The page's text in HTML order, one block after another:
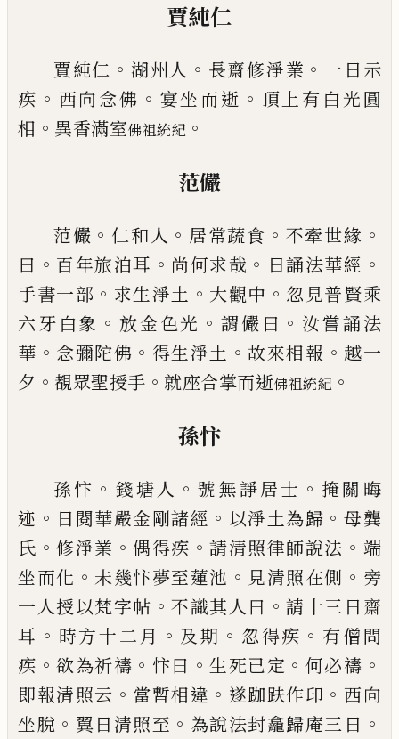
賈純仁
賈純仁 。 湖州人 。 長齋修淨業 。 一日示
疾 。 西向念佛 。 宴坐而逝 。 頂上有白光圓
相 。 異香滿室佛祖統紀 。
范儼
范儼 。 仁和人 。 居常蔬食 。 不牽世緣 。
曰 。 百年旅泊耳 。 尚何求哉 。 日誦法華經 。
手書一部 。 求生淨土 。 大觀中 。 忽 見普賢乘
六牙白象 。 放金色光 。 謂儼曰 。 汝嘗誦法
華 。 念彌陀佛 。 得生淨土 。故來相報 。 越一
夕 。 覩眾聖授手 。 就座合掌而逝佛祖統紀 。
孫忭
孫忭 。 錢塘人 。號無諍居士 。 掩關晦
迹 。 日閱華嚴金剛諸經 。 以淨土為歸 。 母龔
氏 。修淨業 。偶得疾 。請清照律師說法 。 端
坐而化 。 未幾忭夢至蓮池 。 見清照在側 。 旁
一人授以梵字帖 。不識其人曰 。請十三日齋
耳 。 時方十二月 。 及期 。 忽得疾 。 有僧問
疾 。欲為祈禱 。 忭曰 。生死已定 。 何必禱 。
即報清照云 。 當暫相違 。 遂跏趺作印 。 西向
坐脫 。 翼日清照至 。 為說法封龕歸庵三日 。